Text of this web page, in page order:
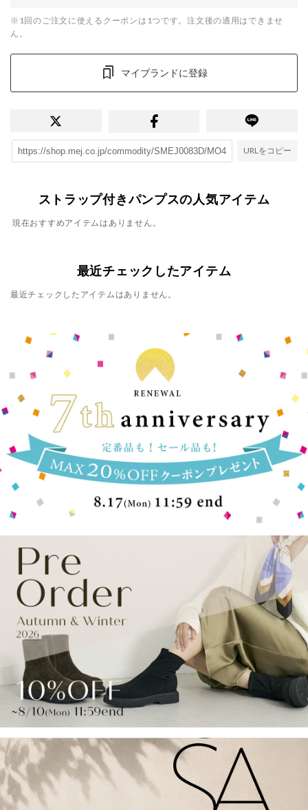
※1回のご注文に使えるクーポンは1つです。注文後の適用はできませ
ん。
マイブランドに登録
URLをコピー
ストラップ付きパンプスの人気アイテム
現在おすすめアイテムはありません。
最近チェックしたアイテム
最近チェックしたアイテムはありません。